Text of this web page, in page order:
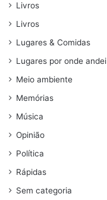
Livros
Livros
Lugares & Comidas
Lugares por onde andei
Meio ambiente
Memórias
Música
Opinião
Política
Rápidas
Sem categoria